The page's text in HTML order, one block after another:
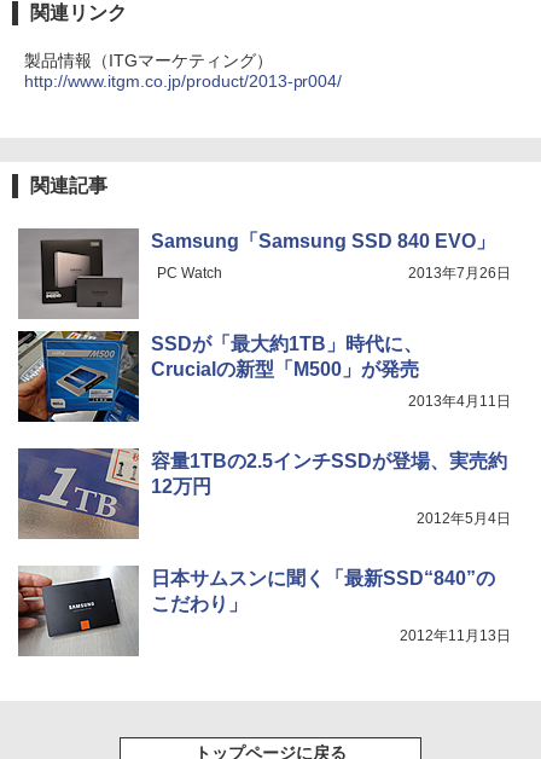
関連リンク
製品情報（ITGマーケティング）
http://www.itgm.co.jp/product/2013-pr004/
関連記事
Samsung「Samsung SSD 840 EVO」
PC Watch 2013年7月26日
SSDが「最大約1TB」時代に、
Crucialの新型「M500」が発売
2013年4月11日
容量1TBの2.5インチSSDが登場、実売約
12万円
2012年5月4日
日本サムスンに聞く「最新SSD“840”の
こだわり」
2012年11月13日
トップページに戻る